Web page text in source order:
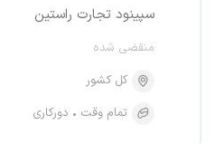
سپینود تجارت راستین
منقضی شده
کل کشور
تمام وقت
دورکاری